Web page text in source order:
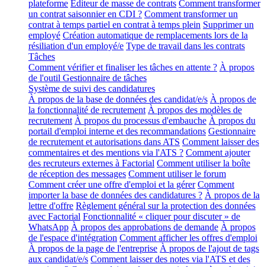
plateforme Éditeur de masse de contrats Comment transformer
un contrat saisonnier en CDI ? Comment transformer un
contrat à temps partiel en contrat à temps plein Supprimer un
employé Création automatique de remplacements lors de la
résiliation d'un employé/e Type de travail dans les contrats
Tâches
Comment vérifier et finaliser les tâches en attente ? À propos
de l'outil Gestionnaire de tâches
Système de suivi des candidatures
À propos de la base de données des candidat/e/s À propos de
la fonctionnalité de recrutement À propos des modèles de
recrutement À propos du processus d'embauche À propos du
portail d'emploi interne et des recommandations Gestionnaire
de recrutement et autorisations dans ATS Comment laisser des
commentaires et des mentions via l'ATS ? Comment ajouter
des recruteurs externes à Factorial Comment utiliser la boîte
de réception des messages Comment utiliser le forum
Comment créer une offre d'emploi et la gérer Comment
importer la base de données des candidatures ? À propos de la
lettre d'offre Règlement général sur la protection des données
avec Factorial Fonctionnalité « cliquer pour discuter » de
WhatsApp À propos des approbations de demande À propos
de l'espace d'intégration Comment afficher les offres d'emploi
À propos de la page de l'entreprise À propos de l'ajout de tags
aux candidat/e/s Comment laisser des notes via l'ATS et des